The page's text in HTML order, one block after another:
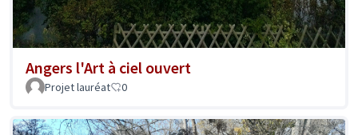
Angers l'Art à ciel ouvert
Projet lauréat 0